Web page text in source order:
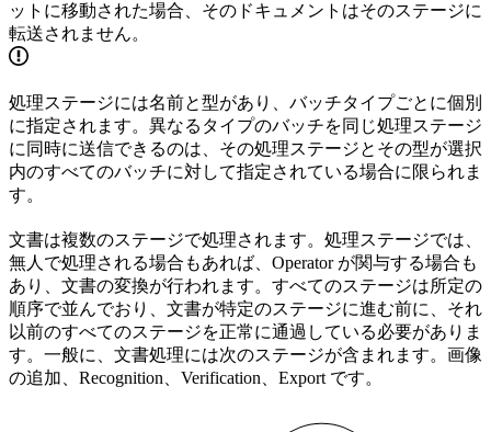
ットに移動された場合、そのドキュメントはそのステージに
転送されません。
処理ステージには名前と型があり、バッチタイプごとに個別
に指定されます。異なるタイプのバッチを同じ処理ステージ
に同時に送信できるのは、その処理ステージとその型が選択
内のすべてのバッチに対して指定されている場合に限られま
す。
文書は複数のステージで処理されます。処理ステージでは、
無人で処理される場合もあれば、Operator が関与する場合も
あり、文書の変換が行われます。すべてのステージは所定の
順序で並んでおり、文書が特定のステージに進む前に、それ
以前のすべてのステージを正常に通過している必要がありま
す。一般に、文書処理には次のステージが含まれます。画像
の追加、Recognition、Verification、Export です。